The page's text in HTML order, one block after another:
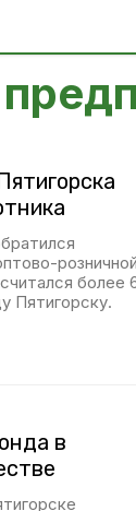
розничной
более
Пятигорску.
в